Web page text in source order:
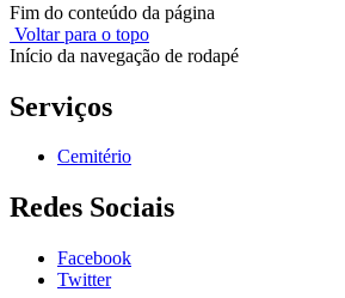
Fim do conteúdo da página
Voltar para o topo
Início da navegação de rodapé
Serviços
Cemitério
Redes Sociais
Facebook
Twitter